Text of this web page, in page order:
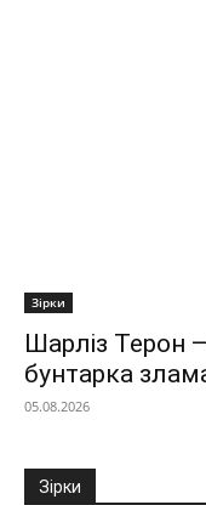
Зірки
Шарліз Терон
бунтарка
05.08.2026
Зірки